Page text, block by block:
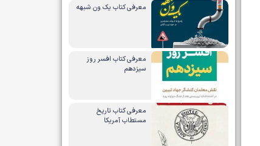
معرفی کتاب یک ون شبهه
معرفی کتاب افسر روز
سیزدهم
معرفی کتاب تاریخ
مستطاب آمریکا